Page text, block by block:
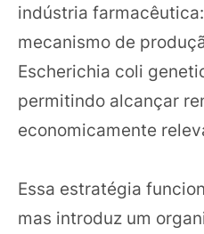
indústria
mecanismo de
Escherichia coli
permitindo alcançar
economicamente
Essa estratégia
mas introduz um